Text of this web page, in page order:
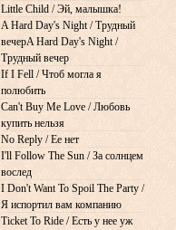
Little Child / Эй, малышка!
A Hard Day's Night / Трудный
вечерA Hard Day's Night /
Трудный вечер
If I Fell / Чтоб могла я
полюбить
Can't Buy Me Love / Любовь
купить нельзя
No Reply / Ее нет
I'll Follow The Sun / За солнцем
вослед
I Don't Want To Spoil The Party /
Я испортил вам компанию
Ticket To Ride / Есть у нее уж